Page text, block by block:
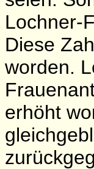
Lochner-
Diese
worden.
erhöht